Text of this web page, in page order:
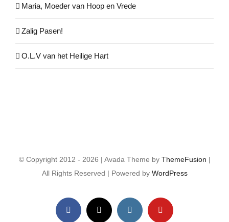
Maria, Moeder van Hoop en Vrede
Zalig Pasen!
O.L.V van het Heilige Hart
© Copyright 2012 - 2026 | Avada Theme by ThemeFusion |
All Rights Reserved | Powered by WordPress